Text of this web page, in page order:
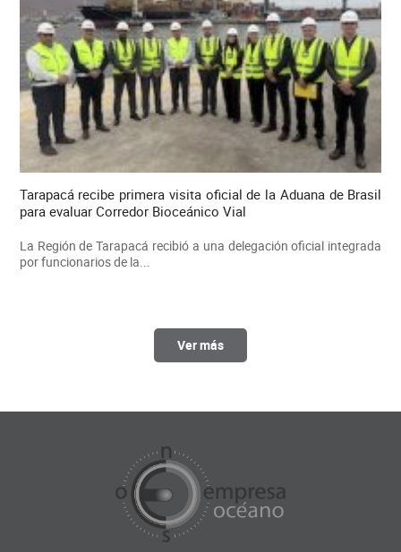
Tarapacá recibe primera visita oficial de la Aduana de Brasil
para evaluar Corredor Bioceánico Vial
La Región de Tarapacá recibió a una delegación oficial integrada
por funcionarios de la...
Ver más